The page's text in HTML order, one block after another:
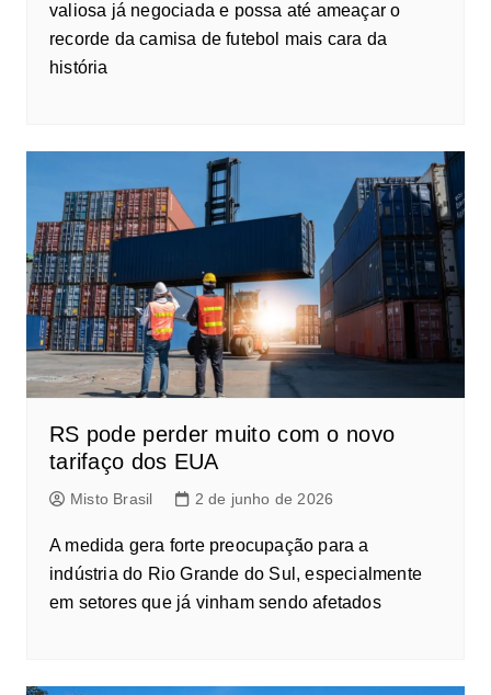
valiosa já negociada e possa até ameaçar o
recorde da camisa de futebol mais cara da
história
RS pode perder muito com o novo
tarifaço dos EUA
Misto Brasil 2 de junho de 2026
A medida gera forte preocupação para a
indústria do Rio Grande do Sul, especialmente
em setores que já vinham sendo afetados